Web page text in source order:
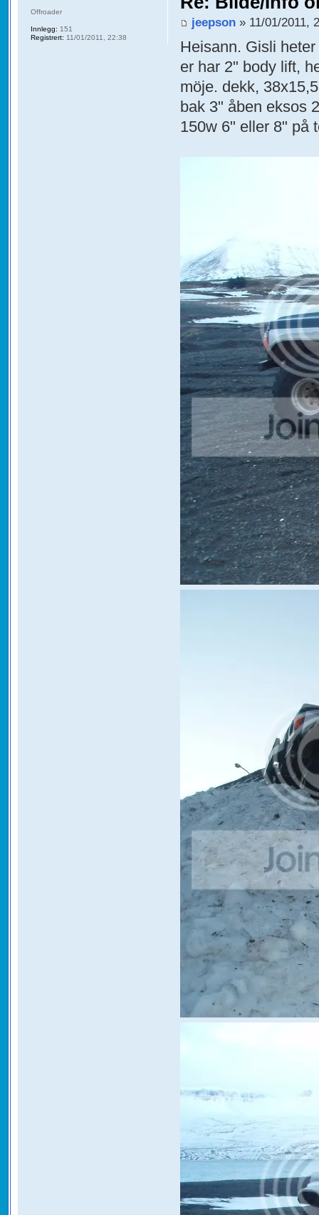
jeepson » 11/01/2011,
Heisann. Gisli
er har 2" body lift,
möje. dekk,
bak 3" åben eksos
150w 6" eller 8" på
Offroader
Innlegg: 151
Registrert: 11/01/2011, 22:38